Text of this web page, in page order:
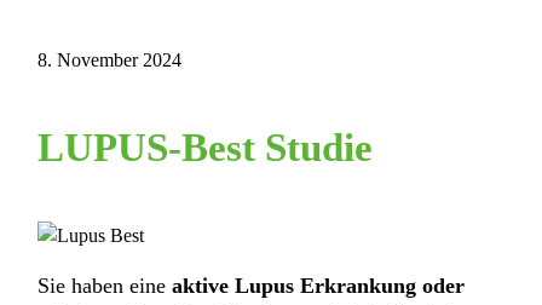
8. November 2024
LUPUS-Best Studie
Sie haben eineaktive Lupus Erkrankung oder